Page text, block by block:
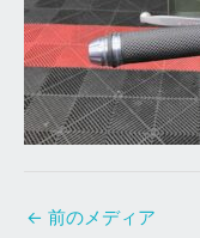
← 前のメディア